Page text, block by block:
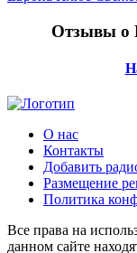
Отзывы о
О нас
Контакты
Добавить
Размещение
Политика
Все права на
данном сайте